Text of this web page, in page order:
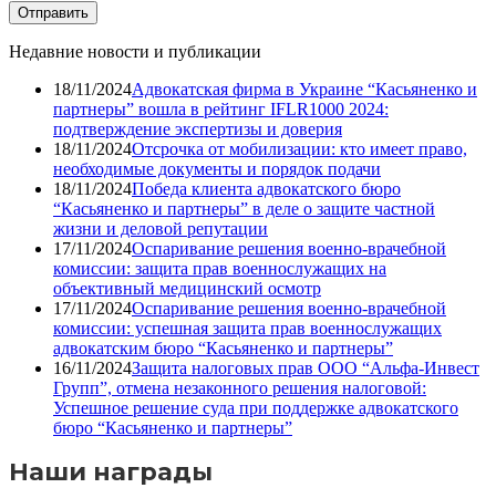
Недавние новости и публикации
18/11/2024Адвокатская фирма в Украине “Касьяненко и
партнеры” вошла в рейтинг IFLR1000 2024:
подтверждение экспертизы и доверия
18/11/2024Отсрочка от мобилизации: кто имеет право,
необходимые документы и порядок подачи
18/11/2024Победа клиента адвокатского бюро
“Касьяненко и партнеры” в деле о защите частной
жизни и деловой репутации
17/11/2024Оспаривание решения военно-врачебной
комиссии: защита прав военнослужащих на
объективный медицинский осмотр
17/11/2024Оспаривание решения военно-врачебной
комиссии: успешная защита прав военнослужащих
адвокатским бюро “Касьяненко и партнеры”
16/11/2024Защита налоговых прав ООО “Альфа-Инвест
Групп”, отмена незаконного решения налоговой:
Успешное решение суда при поддержке адвокатского
бюро “Касьяненко и партнеры”
Наши награды